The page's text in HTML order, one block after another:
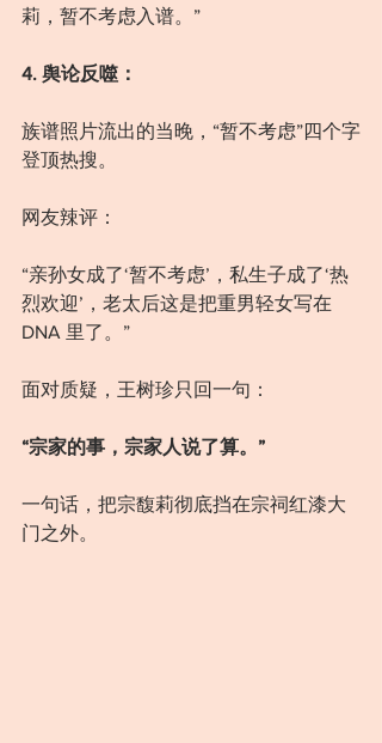
莉，暂不考虑入谱。”
4. 舆论反噬：
族谱照片流出的当晚，“暂不考虑”四个字
登顶热搜。
网友辣评：
“亲孙女成了‘暂不考虑’，私生子成了‘热
烈欢迎’，老太后这是把重男轻女写在
DNA 里了。”
面对质疑，王树珍只回一句：
“宗家的事，宗家人说了算。”
一句话，把宗馥莉彻底挡在宗祠红漆大
门之外。